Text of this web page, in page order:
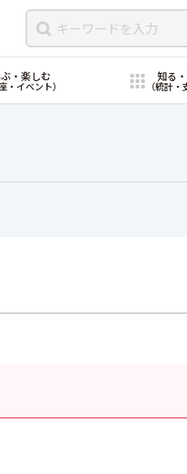
・楽しむ
・イベント）
知る
（統計・